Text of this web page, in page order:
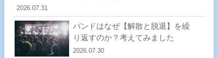
2026.07.31
バンドはなぜ【解散と脱退】を繰
り返すのか？考えてみました
2026.07.30